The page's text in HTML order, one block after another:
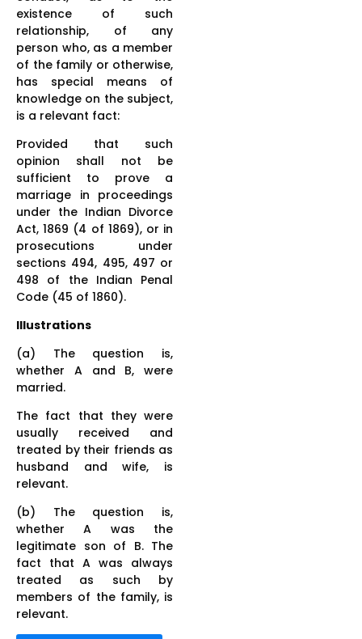
existence of such
relationship, of any
person who, as a member
of the family or otherwise,
has special means of
knowledge on the subject,
is a relevant fact:
Provided that such
opinion shall not be
sufficient to prove a
marriage in proceedings
under the Indian Divorce
Act, 1869 (4 of 1869), or in
prosecutions under
sections 494, 495, 497 or
498 of the Indian Penal
Code (45 of 1860).
Illustrations
(a) The question is,
whether A and B, were
married.
The fact that they were
usually received and
treated by their friends as
husband and wife, is
relevant.
(b) The question is,
whether A was the
legitimate son of B. The
fact that A was always
treated as such by
members of the family, is
relevant.